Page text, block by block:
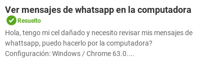
Ver mensajes de whatsapp en la computadora
Resuelto
Hola, tengo mi cel dañado y necesito revisar mis mensajes de
whattsapp, puedo hacerlo por la computadora?
Configuración: Windows / Chrome 63.0....